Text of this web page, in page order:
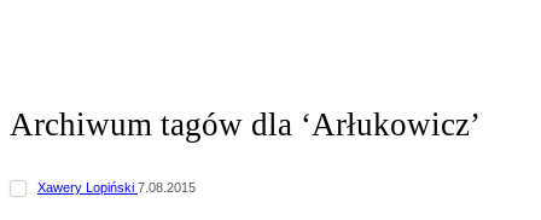
Archiwum tagów dla ‘Arłukowicz’
Xawery Lopiński 7.08.2015